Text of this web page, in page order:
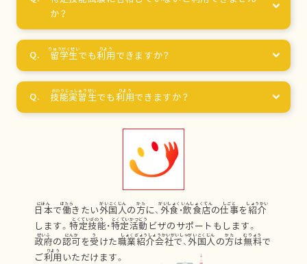
か？
留学生でも利用 できますか？
技能実習生でも利用できますか？
日本で働きたい外国人の方に、 外食 ・飲食店の仕事を紹介
します。特定技能・特定活動 ビザのサポートもします。
政府の認可を受けた職業紹介会社で、 外国人の方は無料で
ご利用 いただけます。